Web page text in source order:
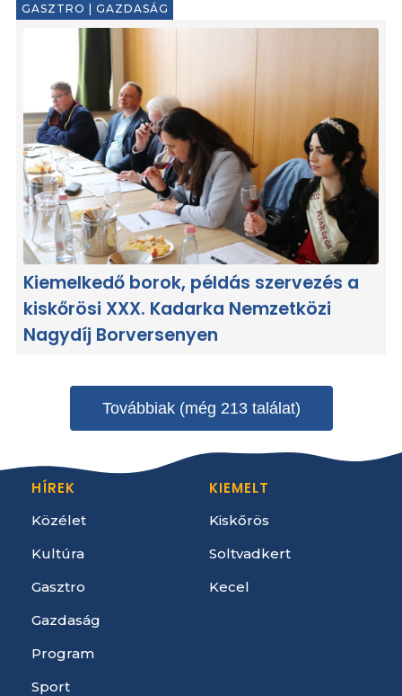
GASZTRO GAZDASÁG
Kiemelkedő borok, példás szervezés a
kiskőrösi XXX. Kadarka Nemzetközi
Nagydíj Borversenyen
Továbbiak (még 213 találat)
HÍREK
Közélet
Kultúra
Gasztro
Gazdaság
Program
Sport
KIEMELT
Kiskőrös
Soltvadkert
Kecel